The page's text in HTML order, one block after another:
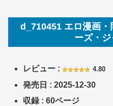
d_710451 エロ漫画・
ーズ・
レビュー : 4.80
発売日 : 2025-12-30
収録 : 60ページ